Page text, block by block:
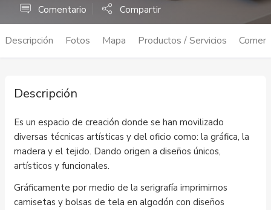
Comentario
Compartir
Descripción Fotos Mapa Productos / Servicios
Descripción
Es un espacio de creación donde se han movilizado
diversas técnicas artísticas y del oficio como: la gráfica, la
madera y el tejido. Dando origen a diseños únicos,
artísticos y funcionales.
Gráficamente por medio de la serigrafía imprimimos
camisetas y bolsas de tela en algodón con diseños